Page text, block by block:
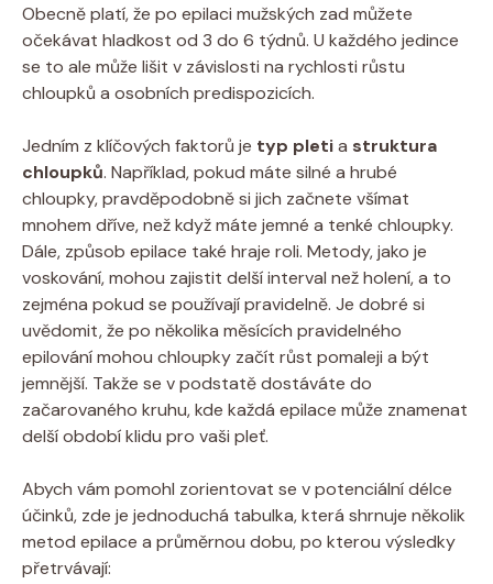
Obecně platí, že po epilaci mužských zad můžete
očekávat hladkost od 3 do 6 týdnů. U každého jedince
se to ale může lišit v závislosti na rychlosti růstu
chloupků a osobních predispozicích.
Jedním z klíčových faktorů je typ pletia struktura
chloupků. Například, pokud máte silné a hrubé
chloupky, pravděpodobně si jich začnete všímat
mnohem dříve, než když máte jemné a tenké chloupky.
Dále, způsob epilace také hraje roli. Metody, jako je
voskování, mohou zajistit delší interval než holení, a to
zejména pokud se používají pravidelně. Je dobré si
uvědomit, že po několika měsících pravidelného
epilování mohou chloupky začít růst pomaleji a být
jemnější. Takže se v podstatě dostáváte do
začarovaného kruhu, kde každá epilace může znamenat
delší období klidu pro vaši pleť.
Abych vám pomohl zorientovat se v potenciální délce
účinků, zde je jednoduchá tabulka, která shrnuje několik
metod epilace a průměrnou dobu, po kterou výsledky
přetrvávají: